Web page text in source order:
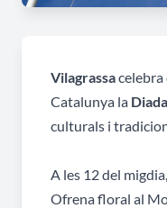
Vilagrassacelebra
Catalunya la
culturals i
A les 12 del
Ofrena floral al